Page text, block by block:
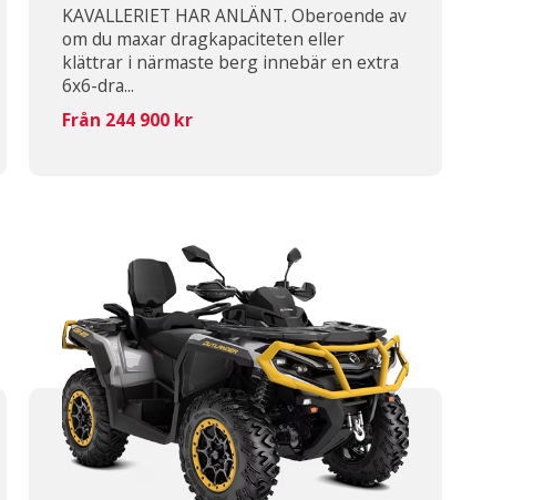
KAVALLERIET HAR ANLÄNT. Oberoende av
om du maxar dragkapaciteten eller
klättrar i närmaste berg innebär en extra
6x6-dra...
Från 244 900 kr